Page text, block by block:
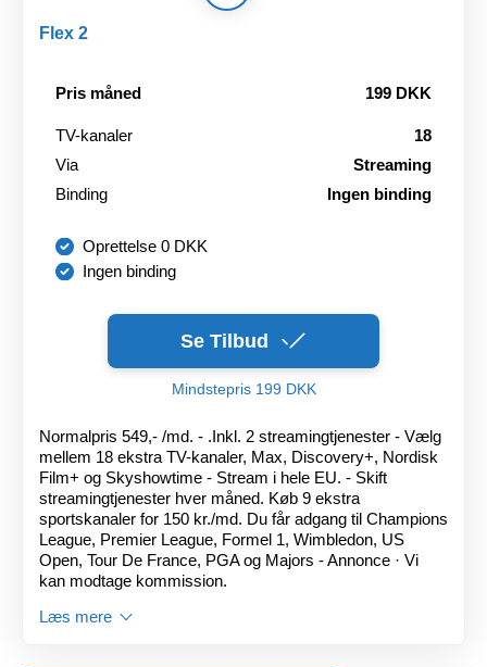
Flex 2
Pris måned 199 DKK
TV-kanaler
18
Via
Streaming
Binding
Ingen binding
Oprettelse 0 DKK
Ingen binding
Se Tilbud
Mindstepris 199 DKK
Normalpris 549,- /md. - .Inkl. 2 streamingtjenester - Vælg
mellem 18 ekstra TV-kanaler, Max, Discovery+, Nordisk
Film+ og Skyshowtime - Stream i hele EU. - Skift
streamingtjenester hver måned. Køb 9 ekstra
sportskanaler for 150 kr./md. Du får adgang til Champions
League, Premier League, Formel 1, Wimbledon, US
Open, Tour De France, PGA og Majors - Annonce · Vi
kan modtage kommission.
Læs mere